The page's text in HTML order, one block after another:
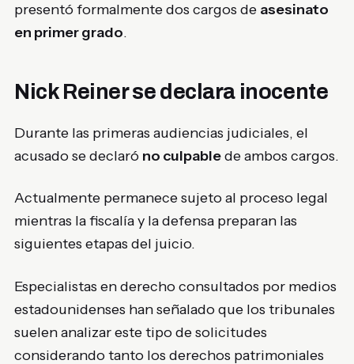
presentó formalmente dos cargos de asesinato
en primer grado.
Nick Reiner se declara inocente
Durante las primeras audiencias judiciales, el
acusado se declaró no culpablede ambos cargos.
Actualmente permanece sujeto al proceso legal
mientras la fiscalía y la defensa preparan las
siguientes etapas del juicio.
Especialistas en derecho consultados por medios
estadounidenses han señalado que los tribunales
suelen analizar este tipo de solicitudes
considerando tanto los derechos patrimoniales